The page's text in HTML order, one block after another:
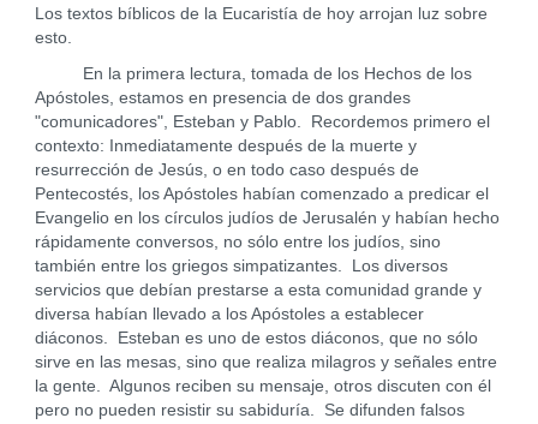
Los textos bíblicos de la Eucaristía de hoy arrojan luz sobre
esto.
En la primera lectura, tomada de los Hechos de los
Apóstoles, estamos en presencia de dos grandes
"comunicadores", Esteban y Pablo. Recordemos primero el
contexto: Inmediatamente después de la muerte y
resurrección de Jesús, o en todo caso después de
Pentecostés, los Apóstoles habían comenzado a predicar el
Evangelio en los círculos judíos de Jerusalén y habían hecho
rápidamente conversos, no sólo entre los judíos, sino
también entre los griegos simpatizantes. Los diversos
servicios que debían prestarse a esta comunidad grande y
diversa habían llevado a los Apóstoles a establecer
diáconos. Esteban es uno de estos diáconos, que no sólo
sirve en las mesas, sino que realiza milagros y señales entre
la gente. Algunos reciben su mensaje, otros discuten con él
pero no pueden resistir su sabiduría. Se difunden falsos